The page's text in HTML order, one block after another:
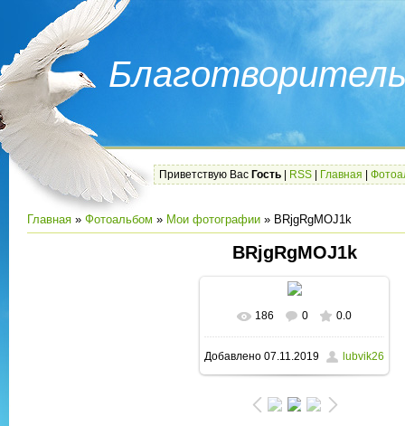
Приветствую Вас Гость RSS Главная
Главная » Фотоальбом » Мои фотографии » BRjgRgMOJ1k
BRjgRgMOJ1k
В реальном размере
1080x1080/ 169.5Kb
186 0 0.0
Добавлено 07.11.2019 lubvik26